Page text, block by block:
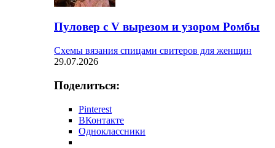
Пуловер с V вырезом и узором Ромбы
Схемы вязания спицами свитеров для женщин
29.07.2026
Поделиться:
Pinterest
ВКонтакте
Одноклассники